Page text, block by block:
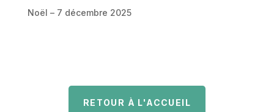
Noël – 7 décembre 2025
RETOUR À L'ACCUEIL